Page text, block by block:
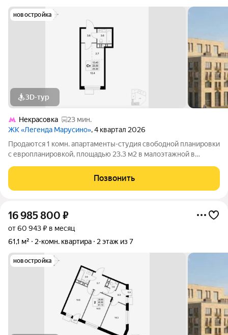
новостройка
3D-тур
Некрасовка
23 мин.
ЖК «Легенда Марусино», 4 квартал 2026
Продаются 1 комн. апартаменты-студия свободной планировки
с европланировкой, площадью 23.3 м2 в малоэтажной в
м. Некрасовка. Возможен вариант покупки с использованием
ипотечных средств, есть
Позвонить
16 985 800 ₽
от 60 943 ₽ в месяц
61,1 м²
2-комн. квартира 2 этаж из 7
новостройка